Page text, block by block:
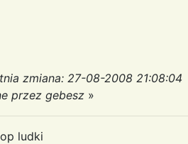
zmiana: 27-08-2008 21:08:04
przez gebesz »
ludki